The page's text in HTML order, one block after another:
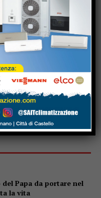
del Papa da portare nel
la vita